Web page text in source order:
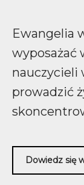
Ewangelia
wyposażać
nauczycieli
prowadzić
Dowiedz się